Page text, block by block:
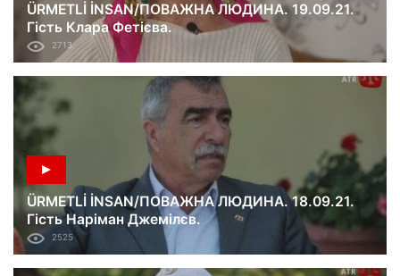
ÜRMETLİ İNSAN/ПОВАЖНА ЛЮДИНА. 19.09.21.
Гість Клара Фетієва.
2713
ÜRMETLİ İNSAN/ПОВАЖНА ЛЮДИНА. 18.09.21.
Гість Наріман Джемілєв.
2525